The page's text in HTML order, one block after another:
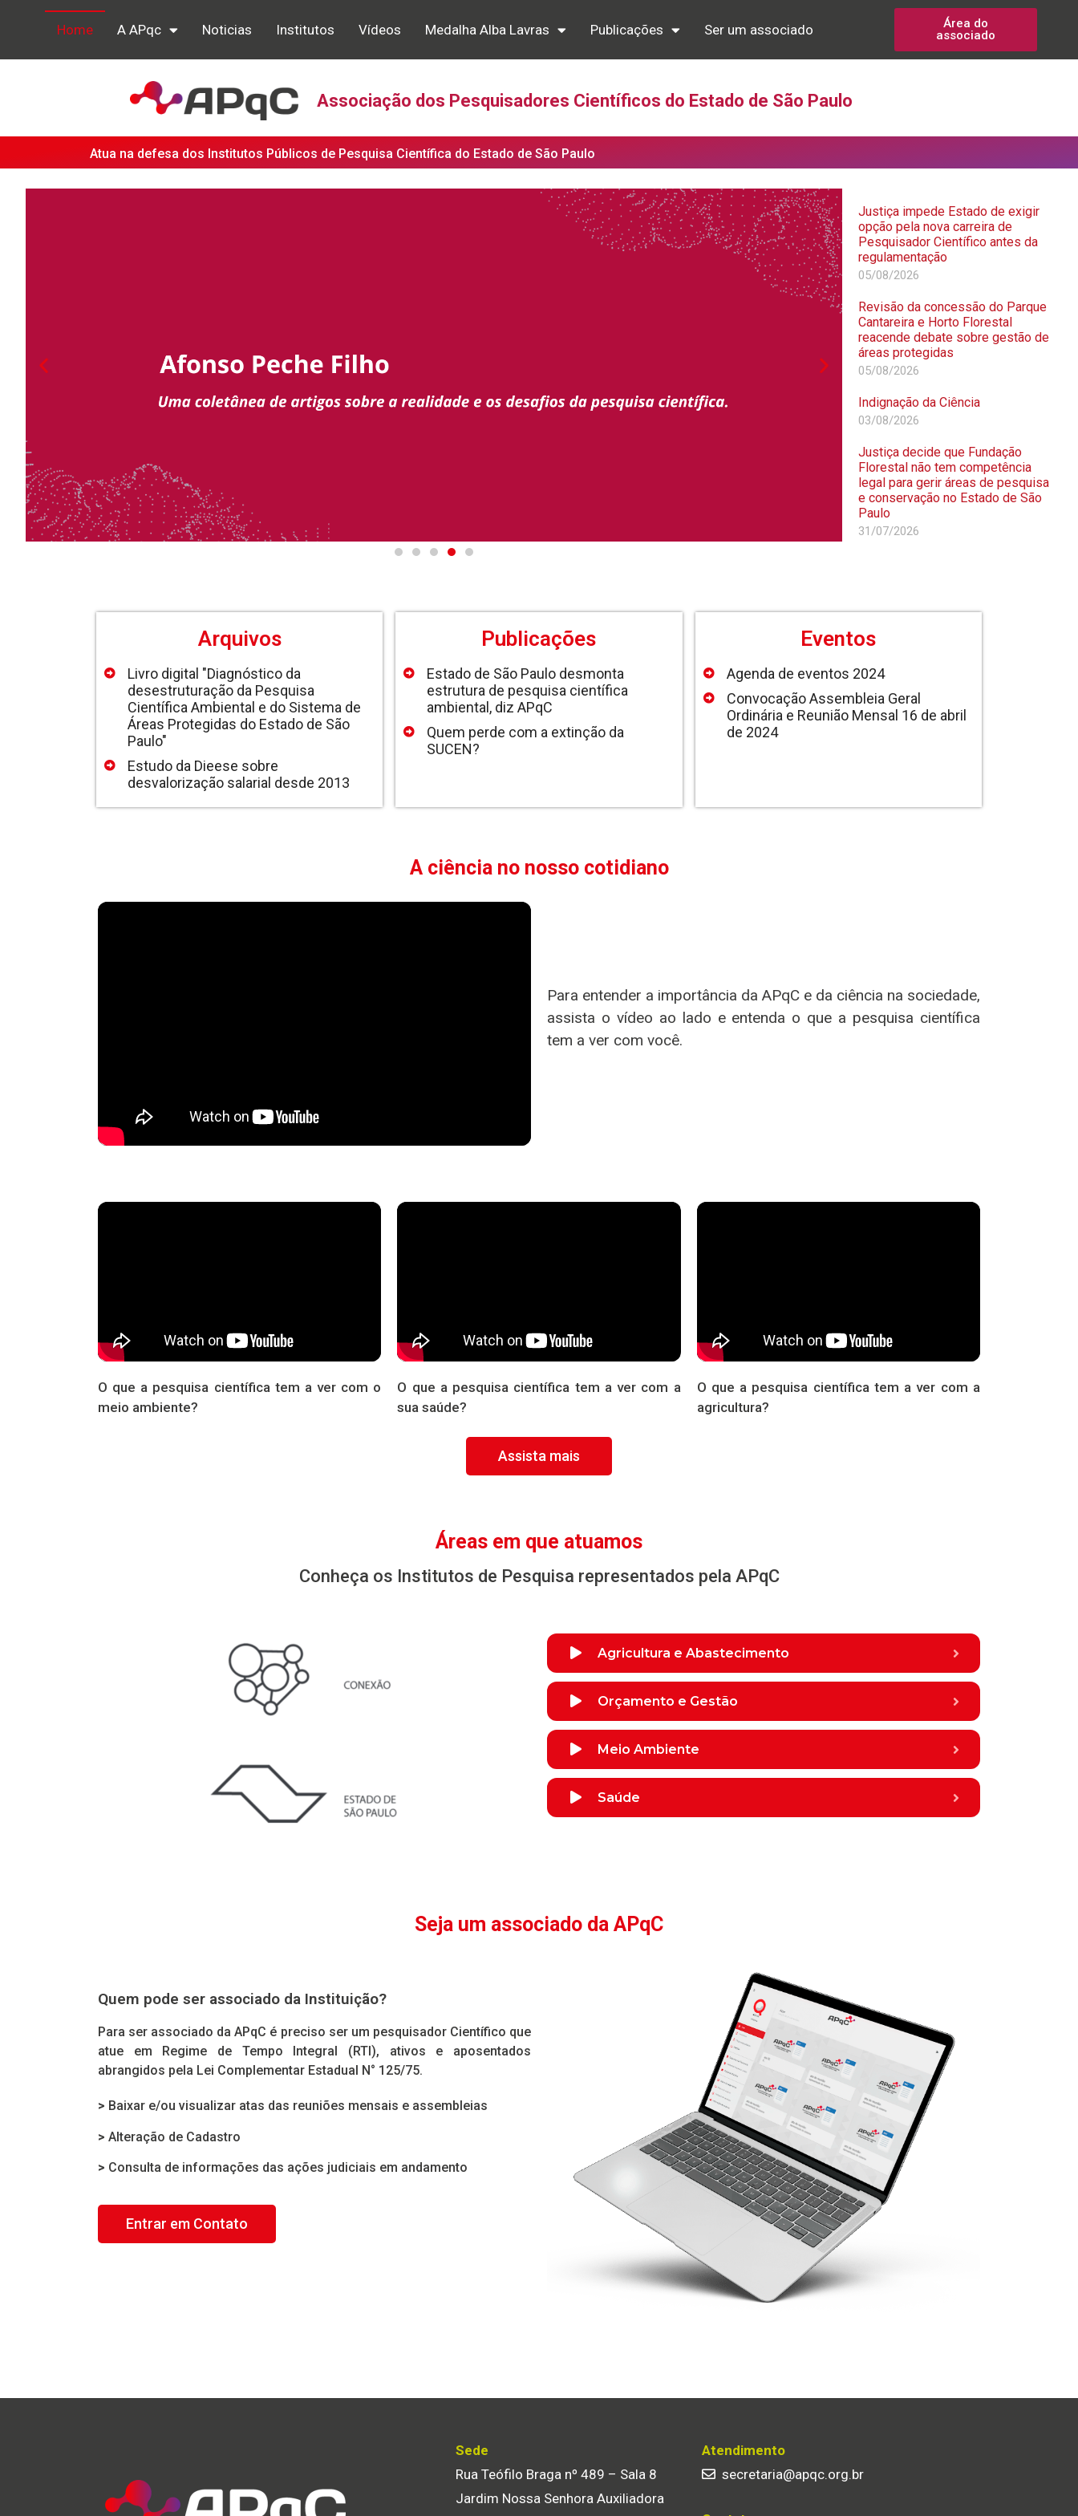
Home A APqc Noticias Institutos Vídeos Medalha Alba Lavras Publicações Ser um associado
Área do
associado
Associação dos Pesquisadores Científicos do Estado de São Paulo
Atua na defesa dos Institutos Públicos de Pesquisa Científica do Estado de São Paulo
Justiça impede Estado de exigir
opção pela nova carreira de
Pesquisador Científico antes da
regulamentação
05/08/2026
Revisão da concessão do Parque
Cantareira e Horto Florestal
reacende debate sobre gestão de
áreas protegidas
05/08/2026
Indignação da Ciência
03/08/2026
Justiça decide que Fundação
Florestal não tem competência
legal para gerir áreas de pesquisa
e conservação no Estado de São
Paulo
31/07/2026
Arquivos
Livro digital "Diagnóstico da
desestruturação da Pesquisa
Científica Ambiental e do Sistema de
Áreas Protegidas do Estado de São
Paulo"
Estudo da Dieese sobre
desvalorização salarial desde 2013
Publicações
Estado de São Paulo desmonta
estrutura de pesquisa científica
ambiental, diz APqC
Quem perde com a extinção da
SUCEN?
Eventos
Agenda de eventos 2024
Convocação Assembleia Geral
Ordinária e Reunião Mensal 16 de abril
de 2024
A ciência no nosso cotidiano
Para entender a importância da APqC e da ciência na sociedade,
assista o vídeo ao lado e entenda o que a pesquisa científica
tem a ver com você.
O que a pesquisa científica tem a ver com o
meio ambiente?
O que a pesquisa científica tem a ver com a
sua saúde?
O que a pesquisa científica tem a ver com a
agricultura?
Assista mais
Áreas em que atuamos
Conheça os Institutos de Pesquisa representados pela APqC
Agricultura e Abastecimento
Orçamento e Gestão
Meio Ambiente
Saúde
Seja um associado da APqC
Quem pode ser associado da Instituição?
Para ser associado da APqC é preciso ser um pesquisador Científico que
atue em Regime de Tempo Integral (RTI), ativos e aposentados
abrangidos pela Lei Complementar Estadual N° 125/75.
> Baixar e/ou visualizar atas das reuniões mensais e assembleias
> Alteração de Cadastro
> Consulta de informações das ações judiciais em andamento
Entrar em Contato
Sede
Rua Teófilo Braga nº 489 – Sala 8
Jardim Nossa Senhora Auxiliadora
Atendimento
secretaria@apqc.org.br